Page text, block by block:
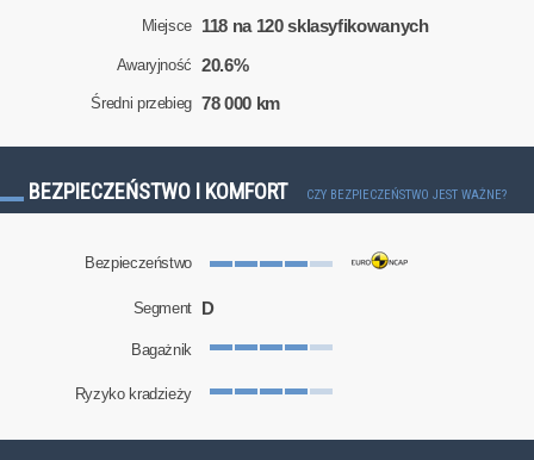
Miejsce 118 na 120 sklasyfikowanych
Awaryjność 20.6%
Średni przebieg 78 000 km
BEZPIECZEŃSTWO I KOMFORT CZY BEZPIECZEŃSTWO JEST WAŻNE?
Bezpieczeństwo
Segment D
Bagażnik
Ryzyko kradzieży